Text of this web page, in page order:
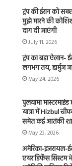
ट्रंप की ईरान को
मुझे मारने की
दाग दी जाएंगी
July 11, 2026
ट्रंप का बड़ा ऐलान-
लगभग तय, हार्मुज
May 24, 2026
पुलवामा
यात्रा में Hizbul
समेत कई आतंकी
May 23, 2026
अमेरिका-इजरायल-
एयर डिफेंस सिस्टम